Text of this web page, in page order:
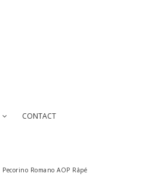
CONTACT
Pecorino Romano AOP Râpé